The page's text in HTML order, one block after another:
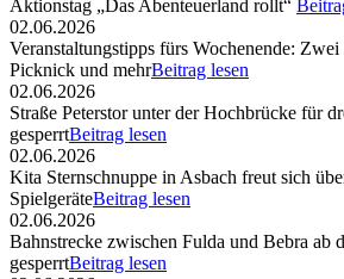
Aktionstag „Das Abenteuerland rollt“
02.06.2026
Veranstaltungstipps fürs Wochenende:
Picknick und mehrBeitrag lesen
02.06.2026
Straße Peterstor unter der Hochbrücke für
gesperrtBeitrag lesen
02.06.2026
Kita Sternschnuppe in Asbach freut sich
SpielgeräteBeitrag lesen
02.06.2026
Bahnstrecke zwischen Fulda und Bebra ab
gesperrtBeitrag lesen